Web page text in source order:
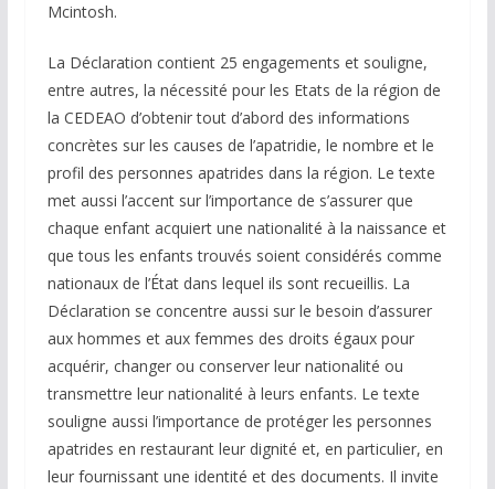
Mcintosh.
La Déclaration contient 25 engagements et souligne,
entre autres, la nécessité pour les Etats de la région de
la CEDEAO d’obtenir tout d’abord des informations
concrètes sur les causes de l’apatridie, le nombre et le
profil des personnes apatrides dans la région. Le texte
met aussi l’accent sur l’importance de s’assurer que
chaque enfant acquiert une nationalité à la naissance et
que tous les enfants trouvés soient considérés comme
nationaux de l’État dans lequel ils sont recueillis. La
Déclaration se concentre aussi sur le besoin d’assurer
aux hommes et aux femmes des droits égaux pour
acquérir, changer ou conserver leur nationalité ou
transmettre leur nationalité à leurs enfants. Le texte
souligne aussi l’importance de protéger les personnes
apatrides en restaurant leur dignité et, en particulier, en
leur fournissant une identité et des documents. Il invite